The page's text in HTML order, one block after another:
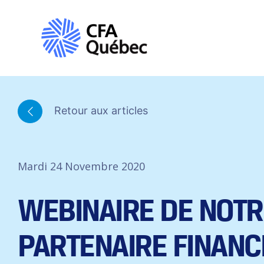
Retour aux articles
Mardi 24 Novembre 2020
WEBINAIRE DE
PARTENAIRE